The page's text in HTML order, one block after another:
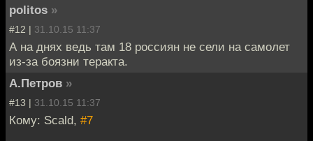
politos »
#12 | 31.10.15 11:37
А на днях ведь там 18 россиян не сели на самолет
из-за боязни теракта.
А.Петров »
#13 | 31.10.15 11:37
Кому: Scald, #7